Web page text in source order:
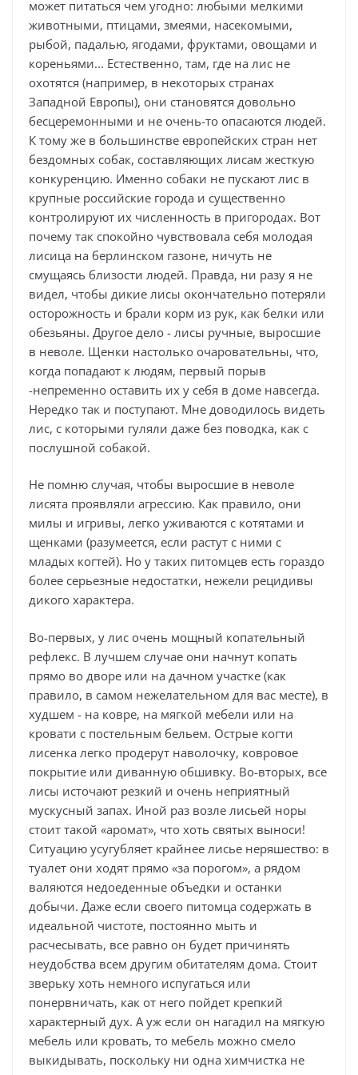
может питаться чем угодно: любыми мелкими
животными, птицами, змеями, насекомыми,
рыбой, падалью, ягодами, фруктами, овощами и
кореньями... Естественно, там, где на лис не
охотятся (например, в некоторых странах
Западной Европы), они становятся довольно
бесцеремонными и не очень-то опасаются людей.
К тому же в большинстве европейских стран нет
бездомных собак, составляющих лисам жесткую
конкуренцию. Именно собаки не пускают лис в
крупные российские города и существенно
контролируют их численность в пригородах. Вот
почему так спокойно чувствовала себя молодая
лисица на берлинском газоне, ничуть не
смущаясь близости людей. Правда, ни разу я не
видел, чтобы дикие лисы окончательно потеряли
осторожность и брали корм из рук, как белки или
обезьяны. Другое дело - лисы ручные, выросшие
в неволе. Щенки настолько очаровательны, что,
когда попадают к людям, первый порыв
-непременно оставить их у себя в доме навсегда.
Нередко так и поступают. Мне доводилось видеть
лис, с которыми гуляли даже без поводка, как с
послушной собакой.
Не помню случая, чтобы выросшие в неволе
лисята проявляли агрессию. Как правило, они
милы и игривы, легко уживаются с котятами и
щенками (разумеется, если растут с ними с
младых когтей). Но у таких питомцев есть гораздо
более серьезные недостатки, нежели рецидивы
дикого характера.
Во-первых, у лис очень мощный копательный
рефлекс. В лучшем случае они начнут копать
прямо во дворе или на дачном участке (как
правило, в самом нежелательном для вас месте), в
худшем - на ковре, на мягкой мебели или на
кровати с постельным бельем. Острые когти
лисенка легко продерут наволочку, ковровое
покрытие или диванную обшивку. Во-вторых, все
лисы источают резкий и очень неприятный
мускусный запах. Иной раз возле лисьей норы
стоит такой «аромат», что хоть святых выноси!
Ситуацию усугубляет крайнее лисье неряшество: в
туалет они ходят прямо «за порогом», а рядом
валяются недоеденные объедки и останки
добычи. Даже если своего питомца содержать в
идеальной чистоте, постоянно мыть и
расчесывать, все равно он будет причинять
неудобства всем другим обитателям дома. Стоит
зверьку хоть немного испугаться или
понервничать, как от него пойдет крепкий
характерный дух. А уж если он нагадил на мягкую
мебель или кровать, то мебель можно смело
выкидывать, поскольку ни одна химчистка не